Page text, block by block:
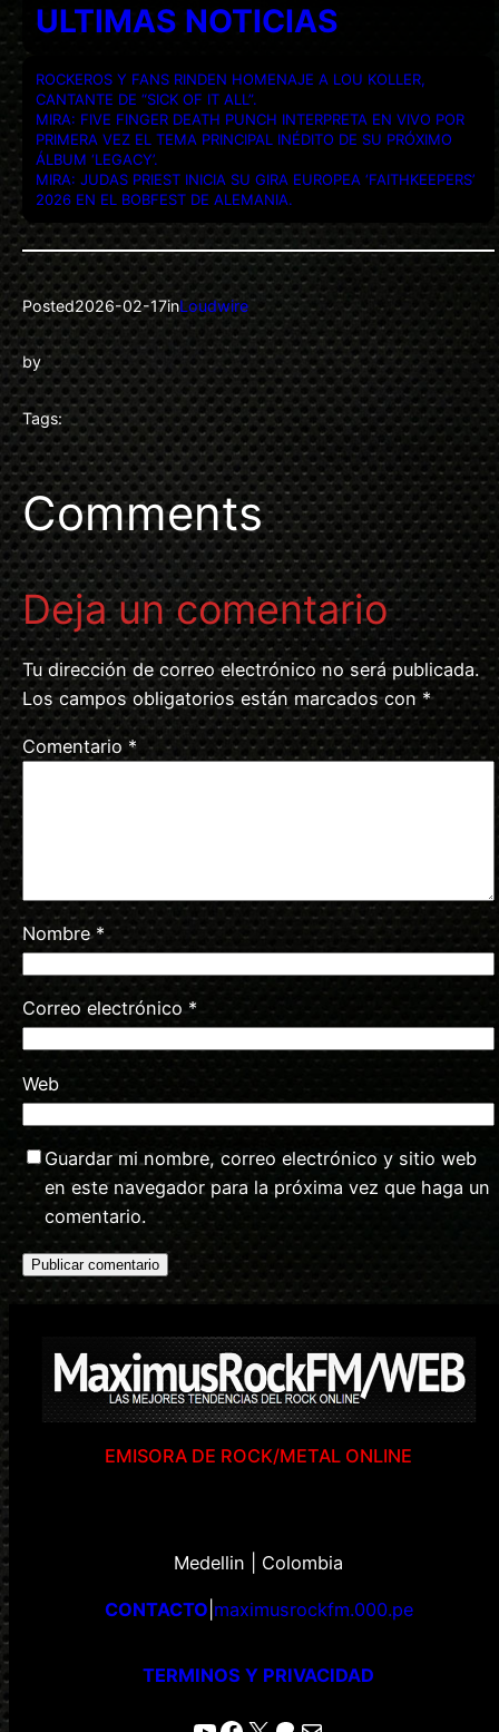
ULTIMAS NOTICIAS
ROCKEROS Y FANS RINDEN HOMENAJE A LOU KOLLER,
CANTANTE DE “SICK OF IT ALL”.
MIRA: FIVE FINGER DEATH PUNCH INTERPRETA EN VIVO POR
PRIMERA VEZ EL TEMA PRINCIPAL INÉDITO DE SU PRÓXIMO
ÁLBUM ‘LEGACY’.
MIRA: JUDAS PRIEST INICIA SU GIRA EUROPEA ‘FAITHKEEPERS’
2026 EN EL BOBFEST DE ALEMANIA.
Posted2026-02-17inLoudwire
by
Tags:
Comments
Deja un comentario
Tu dirección de correo electrónico no será publicada.
Los campos obligatorios están marcados con *
Comentario*
Nombre*
Correo electrónico *
Web
Guardar mi nombre, correo electrónico y sitio web
en este navegador para la próxima vez que haga un
comentario.
EMISORA DE ROCK/METAL ONLINE
Medellin | Colombia
CONTACTO maximusrockfm.000.pe
TERMINOS Y PRIVACIDAD